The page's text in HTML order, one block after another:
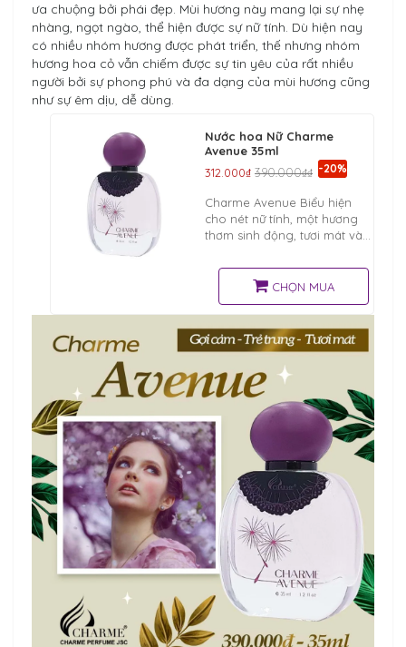
ưa chuộng bởi phái đẹp. Mùi hương này mang lại sự nhẹ
nhàng, ngọt ngào, thể hiện được sự nữ tính. Dù hiện nay
có nhiều nhóm hương được phát triển, thế nhưng nhóm
hương hoa cỏ vẫn chiếm được sự tin yêu của rất nhiều
người bởi sự phong phú và đa dạng của mùi hương cũng
như sự êm dịu, dễ dùng.
Nước hoa Nữ Charme
Avenue 35ml
312.000₫ 390.000₫₫ -20%
Charme Avenue Biểu hiện
cho nét nữ tính, một hương
thơm sinh động, tươi mát và
phụ nữ thanh lịch và quý phái
CHỌN MUA